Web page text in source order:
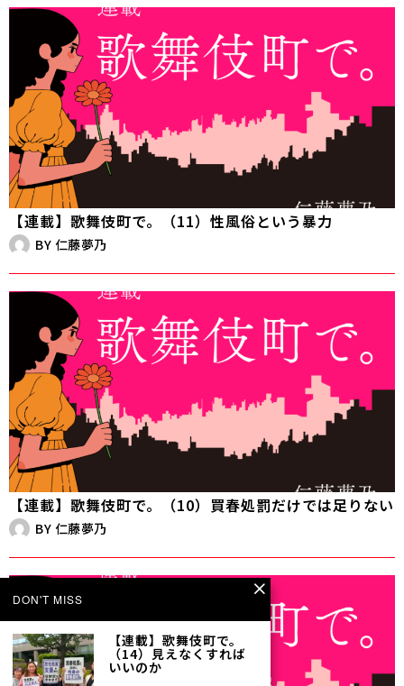
【連載】歌舞伎町で。（11）性風俗という暴力
BY 仁藤夢乃
【連載】歌舞伎町で。（10）買春処罰だけでは足りない
BY 仁藤夢乃
DON'T MISS
【連載】歌舞伎町で。
（14）見えなくすれば
いいのか